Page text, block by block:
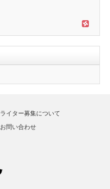
ライター募集について
お問い合わせ